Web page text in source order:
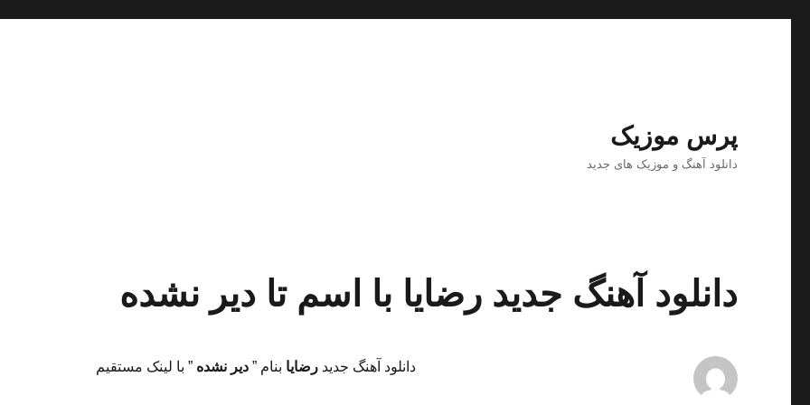
پرس موزیک
دانلود آهنگ و موزیک های جدید
دانلود آهنگ جدید رضایا با اسم تا دیر نشده
دانلود آهنگ جدید رضایا بنام ” دیر نشده ” با لینک مستقیم